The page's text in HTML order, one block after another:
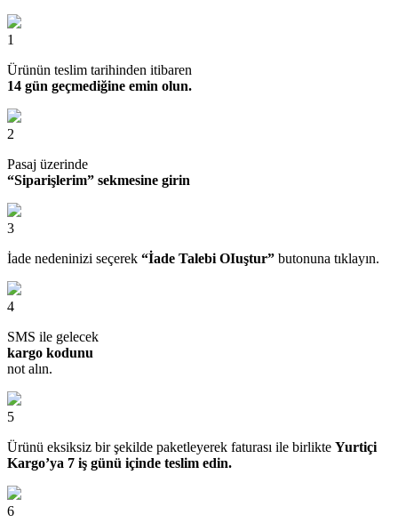
1
Ürünün teslim tarihinden itibaren
14 gün geçmediğine emin olun.
2
Pasaj üzerinde
“Siparişlerim” sekmesine girin
3
İade nedeninizi seçerek “İade Talebi OIuştur” butonuna tıklayın.
4
SMS ile gelecek
kargo kodunu
not alın.
5
Ürünü eksiksiz bir şekilde paketleyerek faturası ile birlikte Yurtiçi
Kargo’ya 7 iş günü içinde teslim edin.
6